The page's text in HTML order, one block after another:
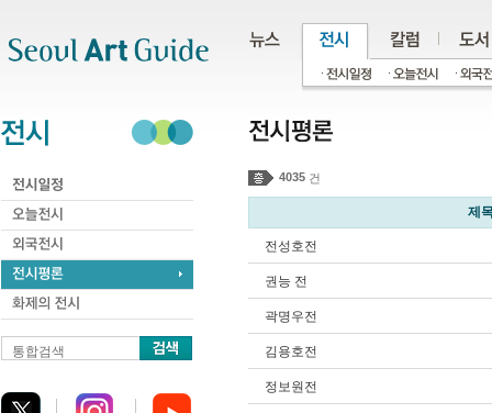
통합검색
4035 건
제
전성호전
권능 전
곽명우전
김용호전
정보원전